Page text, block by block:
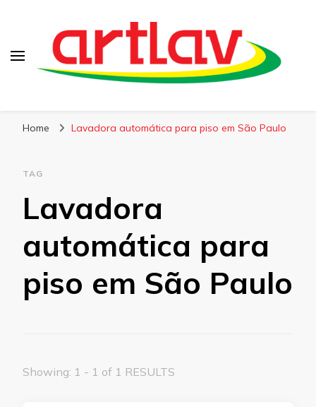
Home Lavadora automática para piso em São Paulo
TAG
Lavadora
automática para
piso em São Paulo
Showing: 1 - 1 of 1 RESULTS